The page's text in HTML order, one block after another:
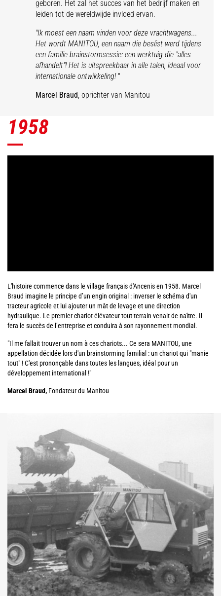
geboren. Het zal het succes van het bedrijf maken en
leiden tot de wereldwijde invloed ervan.
"Ik moest een naam vinden voor deze vrachtwagens...
Het wordt MANITOU, een naam die beslist werd tijdens
een familie brainstormsessie: een werktuig die "alles
afhandelt"! Het is uitspreekbaar in alle talen, ideaal voor
internationale ontwikkeling! "
Marcel Braud, oprichter van Manitou
1958
L'histoire commence dans le village français d'Ancenis en 1958. Marcel
Braud imagine le principe d’un engin original : inverser le schéma d'un
tracteur agricole et lui ajouter un mât de levage et une direction
hydraulique. Le premier chariot élévateur tout-terrain venait de naître. Il
fera le succès de l’entreprise et conduira à son rayonnement mondial.
"Il me fallait trouver un nom à ces chariots... Ce sera MANITOU, une
appellation décidée lors d'un brainstorming familial : un chariot qui "manie
tout" ! C'est prononçable dans toutes les langues, idéal pour un
développement international !"
Marcel Braud, Fondateur du Manitou